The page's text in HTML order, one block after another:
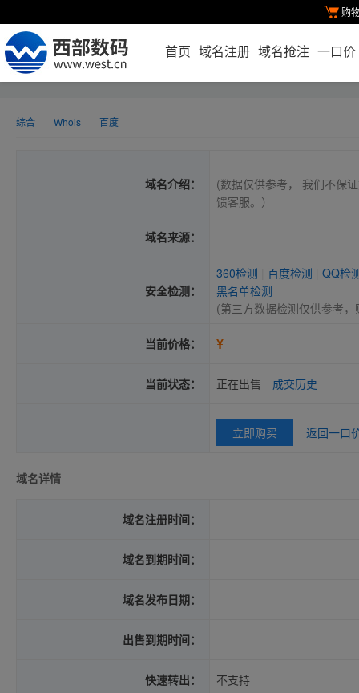
购
首页 域名注册 域名抢注 一口价
综合 Whois 百度
域名介绍：
--
(数据仅供参考， 我们不保
馈客服。）
域名来源：
安全检测：
360检测 百度检测
QQ检
黑名单检测
(第三方数据检测仅供参考
当前价格： ¥
当前状态： 正在出售 成交历史
立即购买 返回一口
域名详情
域名注册时间： --
域名到期时间： --
域名发布日期：
出售到期时间：
快速转出： 不支持